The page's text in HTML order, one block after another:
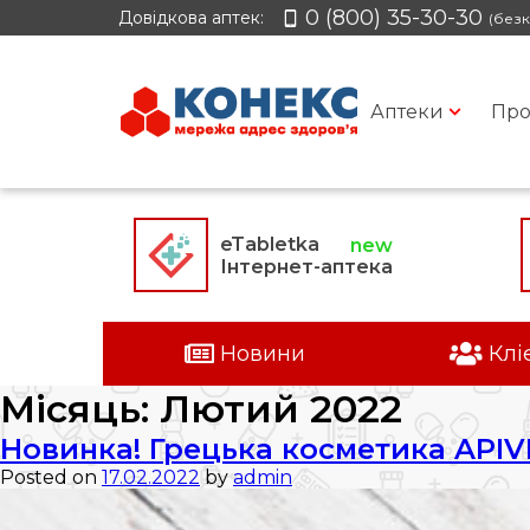
Довідкова аптек: 0 (800) 35-30-30
Аптеки
eTabletka
Інтернет-аптека
Новини
Місяць: Лютий 2022
Новинка! Грецька косметика
Posted on 17.02.2022 by admin